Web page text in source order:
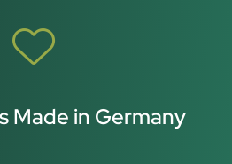
Made in Germany